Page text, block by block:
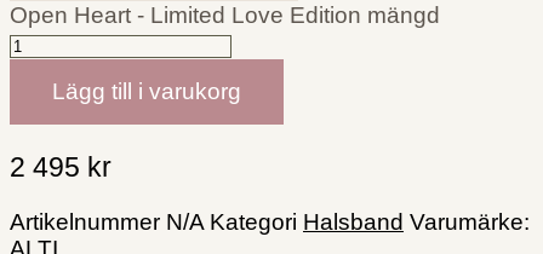
Open Heart - Limited Love Edition mängd
Lägg till i varukorg
2 495 kr
Artikelnummer N/A Kategori Halsband Varumärke: